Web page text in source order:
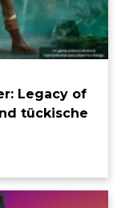
Legacy of
tückische